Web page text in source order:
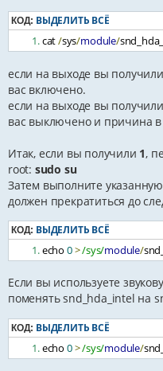
КОД: ВЫДЕЛИТЬ ВСЁ
cat /sys/module/
если на выходе вы
вас включено.
если на выходе вы
вас выключено и причина в
Итак, если вы получили 1,
root: sudo su
Затем выполните
должен прекратиться до
КОД: ВЫДЕЛИТЬ ВСЁ
echo 0>/sys/module/
Если вы используете
поменять snd_hda_intel на
КОД: ВЫДЕЛИТЬ ВСЁ
echo 0>/sys/module/